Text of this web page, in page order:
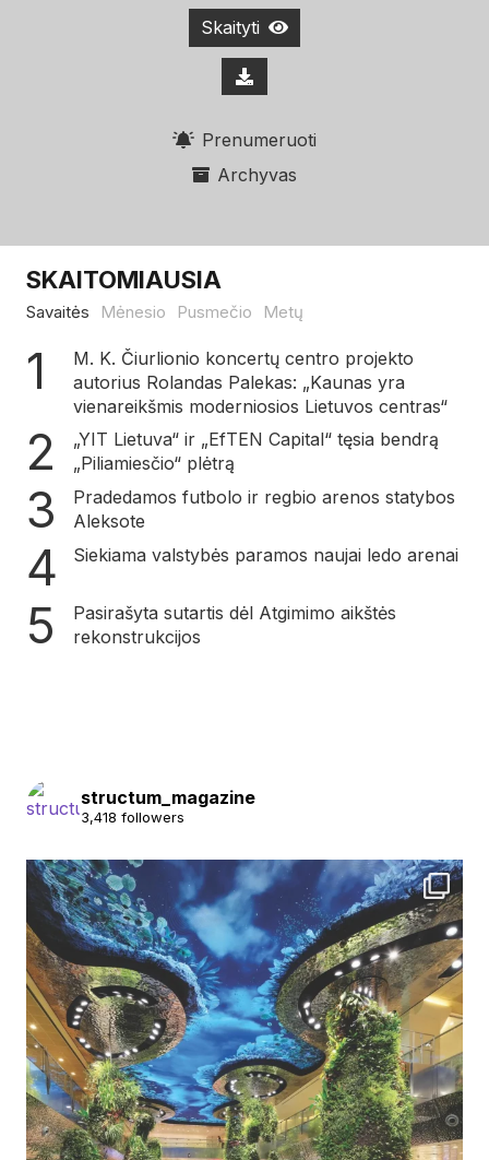
Skaityti
Prenumeruoti
Archyvas
SKAITOMIAUSIA
Savaitės Mėnesio Pusmečio Metų
M. K. Čiurlionio koncertų centro projekto
autorius Rolandas Palekas: „Kaunas yra
vienareikšmis moderniosios Lietuvos centras“
„YIT Lietuva“ ir „EfTEN Capital“ tęsia bendrą
„Piliamiesčio“ plėtrą
Pradedamos futbolo ir regbio arenos statybos
Aleksote
Siekiama valstybės paramos naujai ledo arenai
Pasirašyta sutartis dėl Atgimimo aikštės
rekonstrukcijos
structum_magazine
3,418 followers